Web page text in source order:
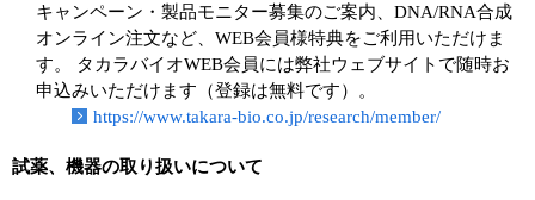
キャンペーン・製品モニター募集のご案内、DNA/RNA合成
オンライン注文など、WEB会員様特典をご利用いただけま
す。 タカラバイオWEB会員には弊社ウェブサイトで随時お
申込みいただけます（登録は無料です）。
https://www.takara-bio.co.jp/research/member/
試薬、機器の取り扱いについて